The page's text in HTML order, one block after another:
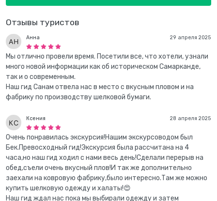
Отзывы туристов
29 апреля 2025
Анна
Мы отлично провели время. Посетили все, что хотели, узнали
много новой информации как об историческом Самарканде,
так и о современным.
Наш гид Санам отвела нас в место с вкусным пловом и на
фабрику по производству шелковой бумаги.
28 апреля 2025
Ксения
Очень понравилась экскурсия!Нашим экскурсоводом был
Бек.Превосходный гид!Экскурсия была рассчитана на 4
часа,но наш гид ходил с нами весь день!Сделали перерыв на
обед,съели очень вкусный плов!И так же дополнительно
заехали на ковровую фабрику,было интересно.Там же можно
купить шелковую одежду и халаты!😍
Наш гид ждал нас пока мы выбирали одежду и затем